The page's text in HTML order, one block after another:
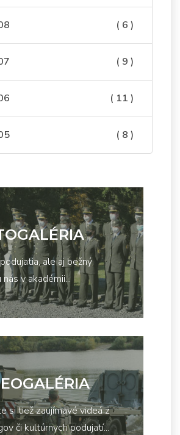
( 6 )
( 9 )
( 11 )
( 8 )
ale aj bežný
v akadémii...
si tiež zaujímavé videá z
či kultúrnych podujatí...